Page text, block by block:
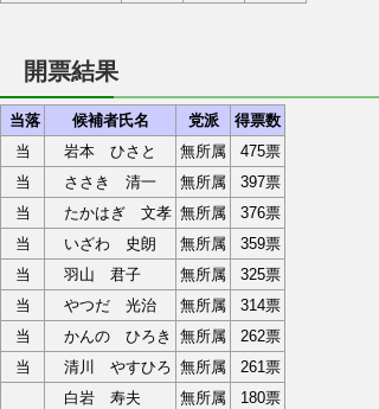
開票結果
当落 候補者氏名 党派
得票数
当
岩本 ひさと 無所属
475票
当
ささき 清一 無所属
397票
当
たかはぎ 文孝 無所属
376票
当
いざわ 史朗 無所属
359票
当
羽山 君子 無所属
325票
当
やつだ 光治 無所属
314票
当
かんの ひろき 無所属
262票
当
清川 やすひろ 無所属
261票
白岩 寿夫
無所属
180票